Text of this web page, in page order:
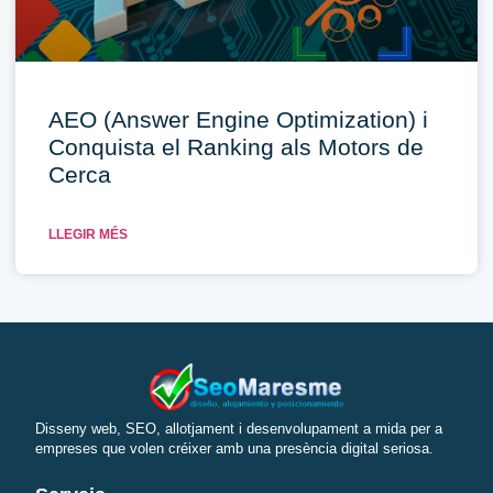
AEO (Answer Engine Optimization) i
Conquista el Ranking als Motors de
Cerca
LLEGIR MÉS
Disseny web, SEO, allotjament i desenvolupament a mida per a
empreses que volen créixer amb una presència digital seriosa.